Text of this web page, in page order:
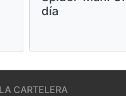
día
LA CARTELERA